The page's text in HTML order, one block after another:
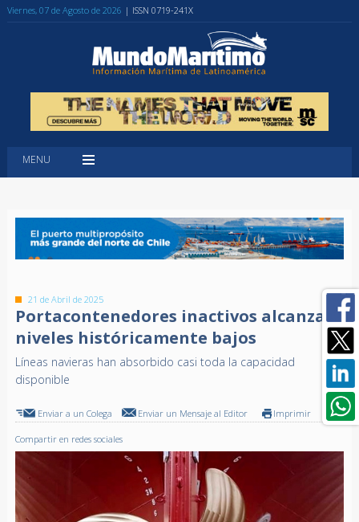
Viernes, 07 de Agosto de 2026 | ISSN 0719-241X
MENU
21 de Abril de 2025
Portacontenedores inactivos alcanzan
niveles históricamente bajos
Líneas navieras han absorbido casi toda la capacidad
disponible
Enviar a un Colega Enviar un Mensaje al Editor Imprimir
Compartir en redes sociales